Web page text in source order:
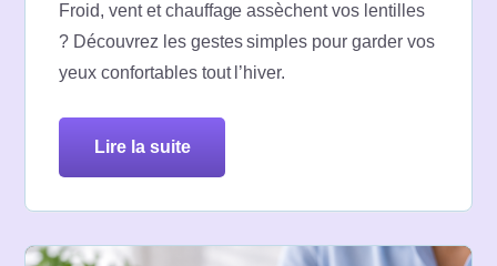
Froid, vent et chauffage assèchent vos lentilles
? Découvrez les gestes simples pour garder vos
yeux confortables tout l’hiver.
lire la suite